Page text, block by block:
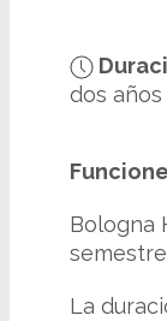
dos años
Bologna
La